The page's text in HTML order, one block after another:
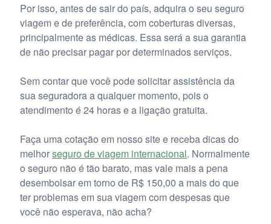
Por isso, antes de sair do país, adquira o seu seguro
viagem e de preferência, com coberturas diversas,
principalmente as médicas. Essa será a sua garantia
de não precisar pagar por determinados serviços.
Sem contar que você pode solicitar assistência da
sua seguradora a qualquer momento, pois o
atendimento é 24 horas e a ligação gratuita.
Faça uma cotação em nosso site e receba dicas do
melhorseguro de viagem internacional. Normalmente
o seguro não é tão barato, mas vale mais a pena
desembolsar em torno de R$ 150,00 a mais do que
ter problemas em sua viagem com despesas que
você não esperava, não acha?